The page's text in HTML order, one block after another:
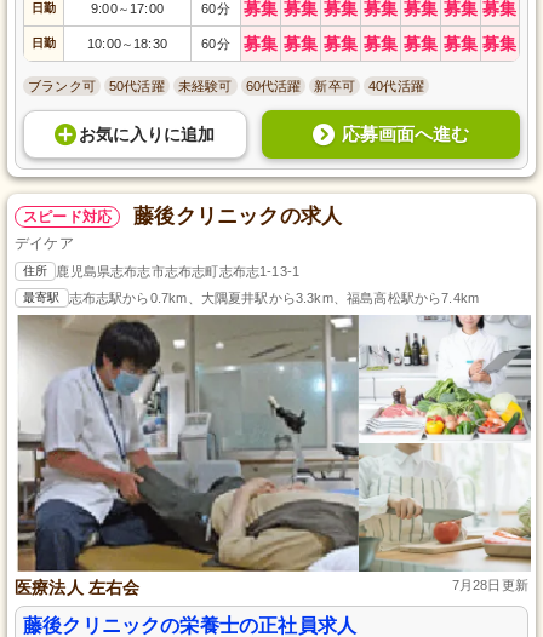
日勤 9:00～ 17:00 60分 募集 募集 募集 募集 募集 募集 募集
日勤 10:00～ 18:30 60分 募集 募集 募集 募集 募集 募集 募集
ブランク可 50代活躍 未経験可 60代活躍 新卒可 40代活躍
お気に入り に追加 応募画面へ進む
スピード対応 藤後クリニックの求人
デイケア
住所 鹿児島県志布志市志布志町志布志1-13-1
最寄駅 志布志駅から0.7km、大隅夏井駅から3.3km、福島高松駅から7.4km
医療法人 左右会 7月28日更新
藤後クリニックの栄養士の正社員求人